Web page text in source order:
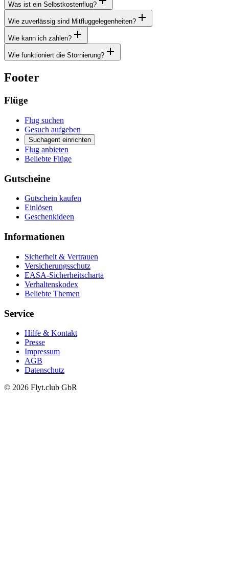
Was ist ein Selbstkostenflug?
Wie zuverlässig sind Mitfluggelegenheiten?
Wie kann ich zahlen?
Wie funktioniert die Stornierung?
Footer
Flüge
Flug suchen
Gesuch aufgeben
Suchagent einrichten
Flug anbieten
Beliebte Flüge
Gutscheine
Gutschein kaufen
Einlösen
Geschenkideen
Informationen
Sicherheit & Vertrauen
Versicherungsschutz
EASA-Sicherheitscharta
Verhaltenskodex
Beliebte Themen
Service
Hilfe & Kontakt
Presse
Impressum
AGB
Datenschutz
© 2026 Flyt.club GbR